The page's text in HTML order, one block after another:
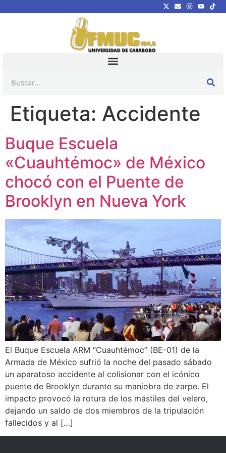
Etiqueta: Accidente
Buque Escuela
«Cuauhtémoc» de México
chocó con el Puente de
Brooklyn en Nueva York
El Buque Escuela ARM “Cuauhtémoc” (BE-01) de la
Armada de México sufrió la noche del pasado sábado
un aparatoso accidente al colisionar con el icónico
puente de Brooklyn durante su maniobra de zarpe. El
impacto provocó la rotura de los mástiles del velero,
dejando un saldo de dos miembros de la tripulación
fallecidos y al […]